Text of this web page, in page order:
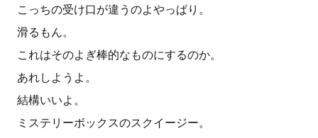
こっちの受け口が違うのよやっぱり。
滑るもん。
これはそのよぎ棒的なものにするのか。
あれしようよ。
結構いいよ。
ミステリーボックスのスクイージー。